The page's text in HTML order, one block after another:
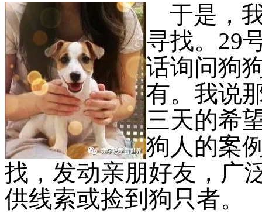
于是，
寻找。 29
话询问狗
有。我说
三天的希
狗人的案
找，发动亲朋好友，广
供线索或捡到狗只者。